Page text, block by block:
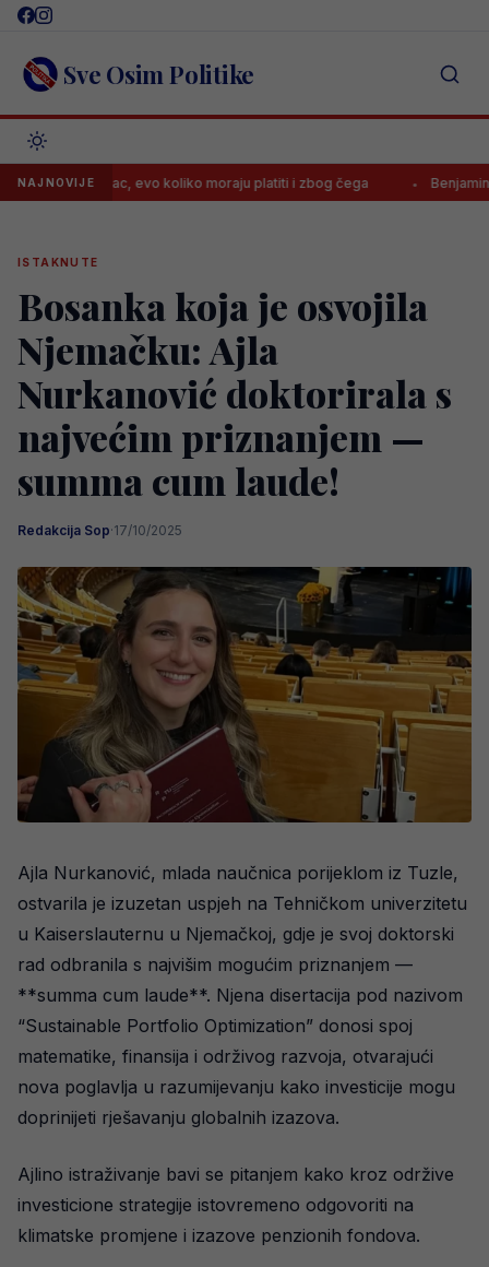
Skip
content Sve Osim Politike
NAJNOVIJE
Borac, evo koliko moraju platiti i zbog čega Benjamin Šehić
ISTAKNUTE
Bosanka koja je osvojila
Njemačku: Ajla
Nurkanović doktorirala s
najvećim priznanjem —
summa cum laude!
Redakcija Sop·17/10/2025
Ajla Nurkanović, mlada naučnica porijeklom iz Tuzle,
ostvarila je izuzetan uspjeh na Tehničkom univerzitetu
u Kaiserslauternu u Njemačkoj, gdje je svoj doktorski
rad odbranila s najvišim mogućim priznanjem —
**summa cum laude**. Njena disertacija pod nazivom
“Sustainable Portfolio Optimization” donosi spoj
matematike, finansija i održivog razvoja, otvarajući
nova poglavlja u razumijevanju kako investicije mogu
doprinijeti rješavanju globalnih izazova.
Ajlino istraživanje bavi se pitanjem kako kroz održive
investicione strategije istovremeno odgovoriti na
klimatske promjene i izazove penzionih fondova.